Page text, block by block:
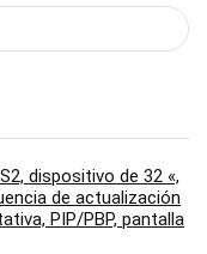
dispositivo de 32 «,
de actualización
PIP/PBP, pantalla